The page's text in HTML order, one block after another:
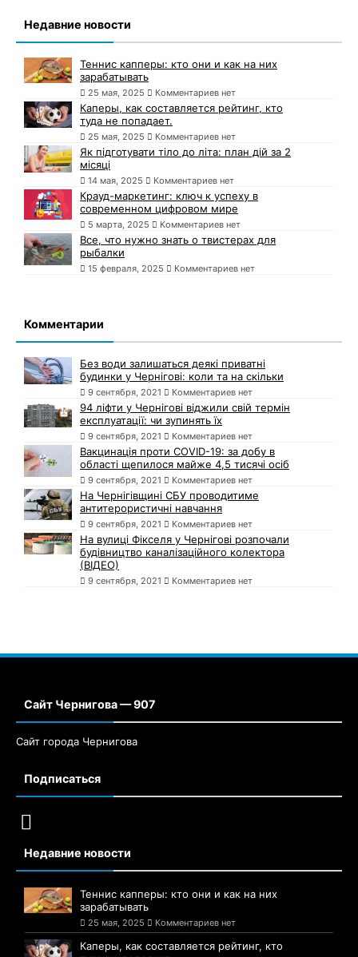
Недавние новости
Теннис капперы: кто они и как на них
зарабатывать
25 мая, 2025 Комментариев нет
Каперы, как составляется рейтинг, кто
туда не попадает.
25 мая, 2025 Комментариев нет
Як підготувати тіло до літа: план дій за 2
місяці
14 мая, 2025 Комментариев нет
Крауд-маркетинг: ключ к успеху в
современном цифровом мире
5 марта, 2025 Комментариев нет
Все, что нужно знать о твистерах для
рыбалки
15 февраля, 2025 Комментариев нет
Комментарии
Без води залишаться деякі приватні
будинки у Чернігові: коли та на скільки
9 сентября, 2021 Комментариев нет
94 ліфти у Чернігові віджили свій термін
експлуатації: чи зупинять їх
9 сентября, 2021 Комментариев нет
Вакцинація проти COVID-19: за добу в
області щепилося майже 4,5 тисячі осіб
9 сентября, 2021 Комментариев нет
На Чернігівщині СБУ проводитиме
антитерористичні навчання
9 сентября, 2021 Комментариев нет
На вулиці Фікселя у Чернігові розпочали
будівництво каналізаційного колектора
(ВІДЕО)
9 сентября, 2021 Комментариев нет
Сайт Чернигова — 907
Сайт города Чернигова
Подписаться
Недавние новости
Теннис капперы: кто они и как на них
зарабатывать
25 мая, 2025 Комментариев нет
Каперы, как составляется рейтинг, кто